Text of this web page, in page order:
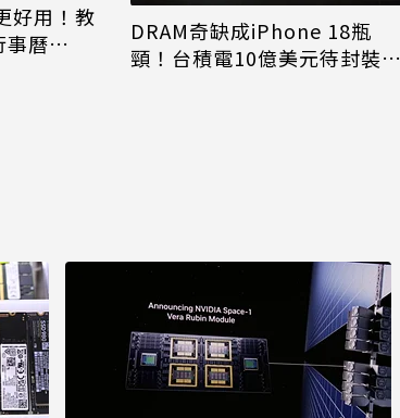
好用！教
事曆
DRAM奇缺成iPhone 18瓶
頸！台積電10億美元待封裝晶